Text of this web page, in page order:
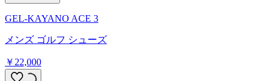
GEL-KAYANO ACE 3
メンズ ゴルフ シューズ
￥22,000